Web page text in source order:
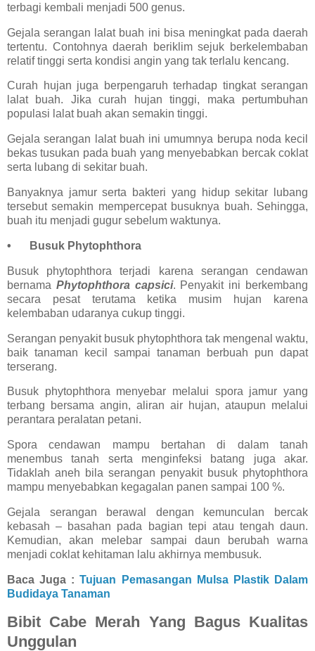
terbagi kembali menjadi 500 genus.
Gejala serangan lalat buah ini bisa meningkat pada daerah
tertentu. Contohnya daerah beriklim sejuk berkelembaban
relatif tinggi serta kondisi angin yang tak terlalu kencang.
Curah hujan juga berpengaruh terhadap tingkat serangan
lalat buah. Jika curah hujan tinggi, maka pertumbuhan
populasi lalat buah akan semakin tinggi.
Gejala serangan lalat buah ini umumnya berupa noda kecil
bekas tusukan pada buah yang menyebabkan bercak coklat
serta lubang di sekitar buah.
Banyaknya jamur serta bakteri yang hidup sekitar lubang
tersebut semakin mempercepat busuknya buah. Sehingga,
buah itu menjadi gugur sebelum waktunya.
• Busuk Phytophthora
Busuk phytophthora terjadi karena serangan cendawan
bernama Phytophthora capsici. Penyakit ini berkembang
secara pesat terutama ketika musim hujan karena
kelembaban udaranya cukup tinggi.
Serangan penyakit busuk phytophthora tak mengenal waktu,
baik tanaman kecil sampai tanaman berbuah pun dapat
terserang.
Busuk phytophthora menyebar melalui spora jamur yang
terbang bersama angin, aliran air hujan, ataupun melalui
perantara peralatan petani.
Spora cendawan mampu bertahan di dalam tanah
menembus tanah serta menginfeksi batang juga akar.
Tidaklah aneh bila serangan penyakit busuk phytophthora
mampu menyebabkan kegagalan panen sampai 100 %.
Gejala serangan berawal dengan kemunculan bercak
kebasah – basahan pada bagian tepi atau tengah daun.
Kemudian, akan melebar sampai daun berubah warna
menjadi coklat kehitaman lalu akhirnya membusuk.
Baca Juga :Tujuan Pemasangan Mulsa Plastik Dalam
Budidaya Tanaman
Bibit Cabe Merah Yang Bagus Kualitas
Unggulan